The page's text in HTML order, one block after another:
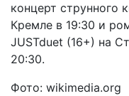
концерт струнного
Кремле в 19:30 и
JUSTduet (16+) на
20:30.
Фото: wikimedia.org